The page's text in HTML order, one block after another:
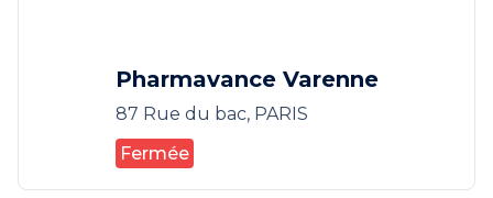
Pharmavance Varenne
87 Rue du bac, PARIS
Fermée